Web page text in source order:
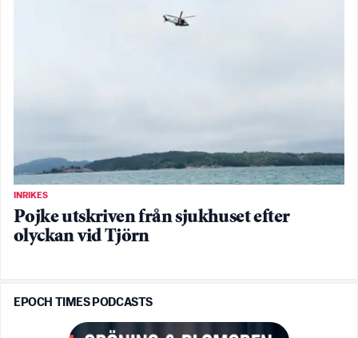
INRIKES
Pojke utskriven från sjukhuset efter
olyckan vid Tjörn
EPOCH TIMES PODCASTS